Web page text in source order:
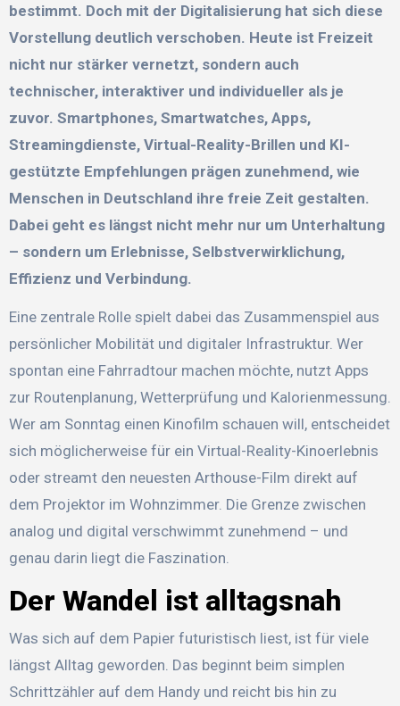
bestimmt. Doch mit der Digitalisierung hat sich diese
Vorstellung deutlich verschoben. Heute ist Freizeit
nicht nur stärker vernetzt, sondern auch
technischer, interaktiver und individueller als je
zuvor. Smartphones, Smartwatches, Apps,
Streamingdienste, Virtual-Reality-Brillen und KI-
gestützte Empfehlungen prägen zunehmend, wie
Menschen in Deutschland ihre freie Zeit gestalten.
Dabei geht es längst nicht mehr nur um Unterhaltung
– sondern um Erlebnisse, Selbstverwirklichung,
Effizienz und Verbindung.
Eine zentrale Rolle spielt dabei das Zusammenspiel aus
persönlicher Mobilität und digitaler Infrastruktur. Wer
spontan eine Fahrradtour machen möchte, nutzt Apps
zur Routenplanung, Wetterprüfung und Kalorienmessung.
Wer am Sonntag einen Kinofilm schauen will, entscheidet
sich möglicherweise für ein Virtual-Reality-Kinoerlebnis
oder streamt den neuesten Arthouse-Film direkt auf
dem Projektor im Wohnzimmer. Die Grenze zwischen
analog und digital verschwimmt zunehmend – und
genau darin liegt die Faszination.
Der Wandel ist alltagsnah
Was sich auf dem Papier futuristisch liest, ist für viele
längst Alltag geworden. Das beginnt beim simplen
Schrittzähler auf dem Handy und reicht bis hin zu